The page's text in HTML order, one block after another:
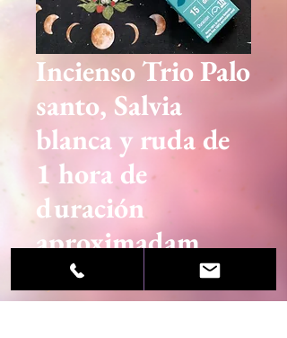
Incienso Trio Palo
santo, Salvia
blanca y ruda de
1 hora de
duración
aproximadam
2,50 €